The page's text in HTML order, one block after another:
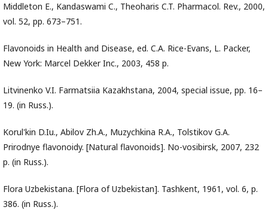
Middleton E., Kandaswami C., Theoharis C.T. Pharmacol. Rev., 2000,
vol. 52, pp. 673–751.
Flavonoids in Health and Disease, ed. C.A. Rice-Evans, L. Packer,
New York: Marcel Dekker Inc., 2003, 458 p.
Litvinenko V.I. Farmatsiia Kazakhstana, 2004, special issue, pp. 16–
19. (in Russ.).
Korul'kin D.Iu., Abilov Zh.A., Muzychkina R.A., Tolstikov G.A.
Prirodnye flavonoidy. [Natural flavonoids]. No-vosibirsk, 2007, 232
p. (in Russ.).
Flora Uzbekistana. [Flora of Uzbekistan]. Tashkent, 1961, vol. 6, p.
386. (in Russ.).